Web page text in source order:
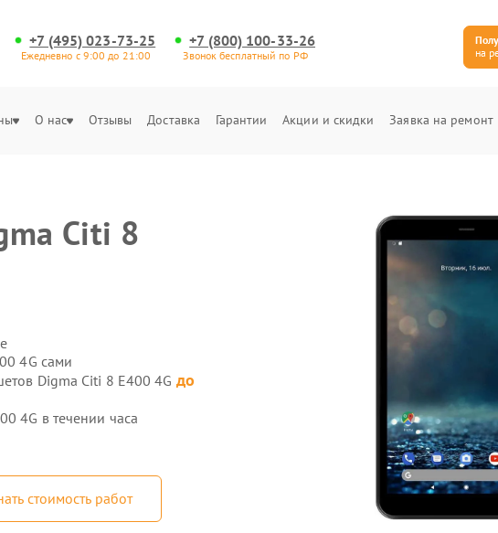
+7 (495) 023-73-25
Ежедневно с 9:00 до 21:00
+7 (800) 100-33-26
Звонок бесплатный по РФ
на
О нас Отзывы Доставка Гарантии Акции и скидки Заявка на ремонт
Citi 8
4G сами
Digma Citi 8 E400 4G до
4G в течении часа
стоимость работ